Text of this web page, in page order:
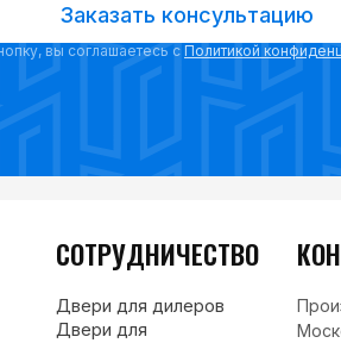
Заказать консультацию
вы соглашаетесь сПолитикой
СОТРУДНИЧЕСТВО
Двери для дилеров
Двери для